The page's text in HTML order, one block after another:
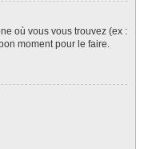
où vous vous trouvez (ex :
moment pour le faire.